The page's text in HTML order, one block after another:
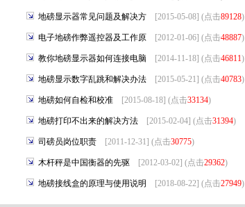
地磅显示器常见问题及解决方 [2015-05-08] (点击89128)
电子地磅作弊遥控器及工作原 [2012-01-06] (点击48887)
教你地磅显示器如何连接电脑 [2014-11-18] (点击46811)
地磅显示数字乱跳和解决办法 [2015-05-21] (点击40783)
地磅如何自检和校准 [2015-08-18] (点击33134)
地磅打印不出来的解决方法 [2015-02-04] (点击31394)
司磅员岗位职责 [2011-12-31] (点击30775)
木杆秤是中国衡器的先驱 [2012-03-02] (点击29362)
地磅接线盒的原理与使用说明 [2018-08-22] (点击27949)